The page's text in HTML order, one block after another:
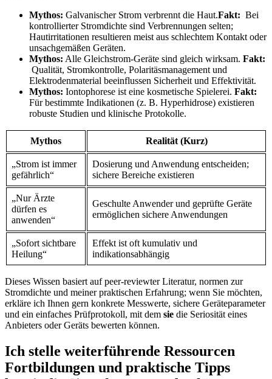
Mythos: Galvanischer Strom verbrennt die Haut.Fakt: ‍ Bei
kontrollierter ​Stromdichte⁣ sind Verbrennungen selten;
Hautirritationen resultieren meist aus schlechtem Kontakt oder
unsachgemäßen Geräten.
Mythos: Alle Gleichstrom-Geräte‍ sind gleich wirksam. Fakt:
‌ Qualität,⁢ Stromkontrolle, Polaritäsmanagement und
Elektrodenmaterial beeinflussen Sicherheit und Effektivität.
Mythos: Iontophorese ist eine kosmetische Spielerei. Fakt:
Für bestimmte Indikationen (z. B. Hyperhidrose) existieren
robuste Studien und klinische Protokolle.
Mythos Realität (Kurz)
„Strom ist immer​
gefährlich“
Dosierung und Anwendung entscheiden;
⁢sichere Bereiche existieren
„Nur Ärzte
dürfen es
anwenden“
Geschulte Anwender und geprüfte Geräte
ermöglichen sichere ‍Anwendungen
„Sofort sichtbare
Heilung“
Effekt ist oft kumulativ ​und
indikationsabhängig
Dieses Wissen basiert auf peer‑reviewter Literatur, normen⁣ zur
Stromdichte und meiner praktischen Erfahrung; wenn Sie möchten,
erkläre ich Ihnen gern konkrete Messwerte, sichere Geräteparameter
und ein einfaches Prüfprotokoll, mit dem sie die Seriosität eines
Anbieters oder Geräts bewerten können.
Ich stelle weiterführende Ressourcen
Fortbildungen ‌und praktische Tipps